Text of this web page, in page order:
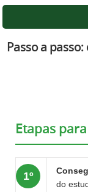
Passo a
Etapas
1º
do